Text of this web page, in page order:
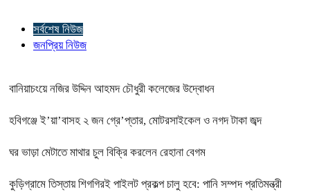
সর্বশেষ নিউজ
জনপ্রিয় নিউজ
বানিয়াচংয়ে নজির উদ্দিন আহমদ চৌধুরী কলেজের উদ্বোধন
হবিগঞ্জে ই’য়া’বাসহ ২ জন গ্রে’প্তার, মোটরসাইকেল ও নগদ টাকা জব্দ
ঘর ভাড়া মেটাতে মাথার চুল বিক্রি করলেন রেহানা বেগম
কুড়িগ্রামে তিস্তায় শিগগিরই পাইলট প্রকল্প চালু হবে: পানি সম্পদ প্রতিমন্ত্রী